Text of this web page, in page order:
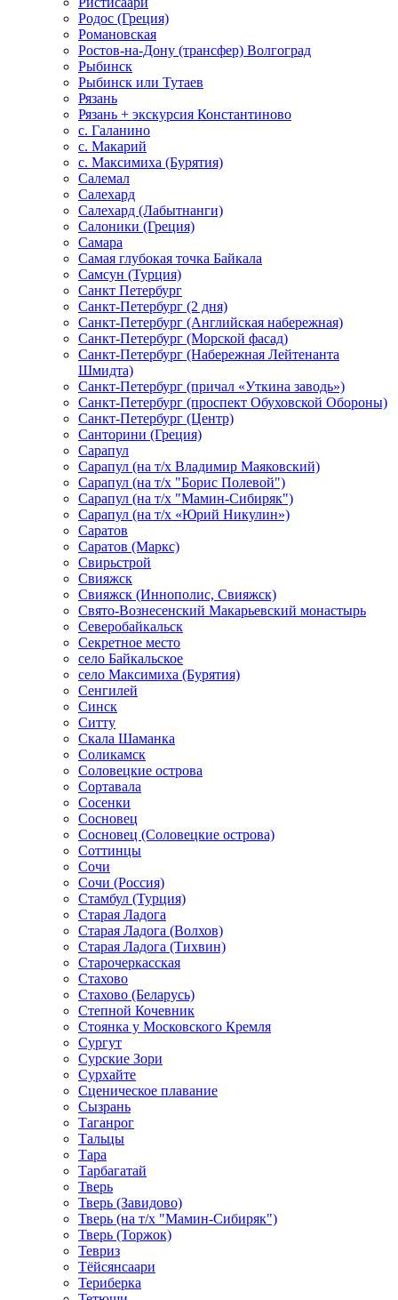
Родос (Греция)
Романовская
Ростов-на-Дону (трансфер) Волгоград
Рыбинск
Рыбинск или Тутаев
Рязань
Рязань + экскурсия Константиново
с. Галанино
с. Макарий
с. Максимиха (Бурятия)
Салемал
Салехард
Салехард (Лабытнанги)
Салоники (Греция)
Самара
Самая глубокая точка Байкала
Самсун (Турция)
Санкт Петербург
Санкт-Петербург (2 дня)
Санкт-Петербург (Английская набережная)
Санкт-Петербург (Морской фасад)
Санкт-Петербург (Набережная Лейтенанта
Шмидта)
Санкт-Петербург (причал «Уткина заводь»)
Санкт-Петербург (проспект Обуховской Обороны)
Санкт-Петербург (Центр)
Санторини (Греция)
Сарапул
Сарапул (на т/х Владимир Маяковский)
Сарапул (на т/х "Борис Полевой")
Сарапул (на т/х "Мамин-Сибиряк")
Сарапул (на т/х «Юрий Никулин»)
Саратов
Саратов (Маркс)
Свирьстрой
Свияжск
Свияжск (Иннополис, Свияжск)
Свято-Вознесенский Макарьевский монастырь
Северобайкальск
Секретное место
село Байкальское
село Максимиха (Бурятия)
Сенгилей
Синск
Ситту
Скала Шаманка
Соликамск
Соловецкие острова
Сортавала
Сосенки
Сосновец
Сосновец (Соловецкие острова)
Соттинцы
Сочи
Сочи (Россия)
Стамбул (Турция)
Старая Ладога
Старая Ладога (Волхов)
Старая Ладога (Тихвин)
Старочеркасская
Стахово
Стахово (Беларусь)
Степной Кочевник
Стоянка у Московского Кремля
Сургут
Сурские Зори
Сурхайте
Сценическое плавание
Сызрань
Таганрог
Тальцы
Тара
Тарбагатай
Тверь
Тверь (Завидово)
Тверь (на т/х "Мамин-Сибиряк")
Тверь (Торжок)
Тевриз
Тёйсянсаари
Териберка